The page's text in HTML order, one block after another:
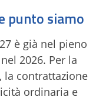
punto siamo
è già nel pieno
2026. Per la
la contrattazione
ordinaria e